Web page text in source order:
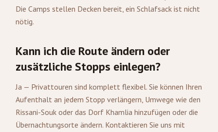
Die Camps stellen Decken bereit, ein Schlafsack ist nicht
nötig.
Kann ich die Route ändern oder
zusätzliche Stopps einlegen?
Ja — Privattouren sind komplett flexibel. Sie können Ihren
Aufenthalt an jedem Stopp verlängern, Umwege wie den
Rissani-Souk oder das Dorf Khamlia hinzufügen oder die
Übernachtungsorte ändern. Kontaktieren Sie uns mit